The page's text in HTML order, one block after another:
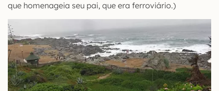
que homenageia seu pai, que era ferroviário.)